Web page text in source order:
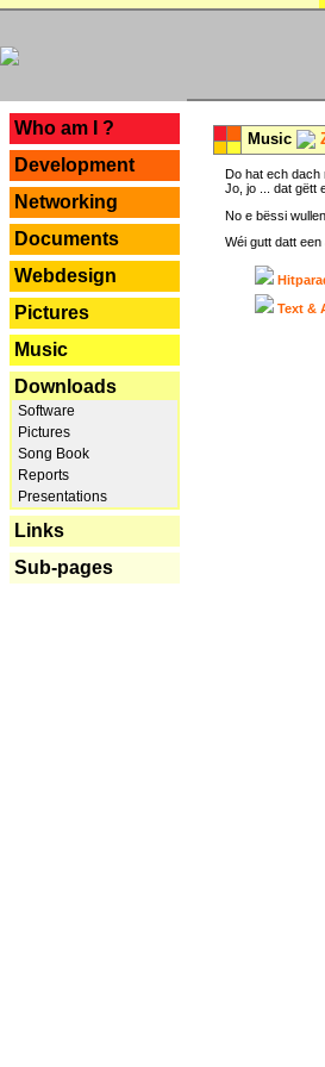
Who am I ?
Development
Networking
Documents
Webdesign
Pictures
Music
Downloads
Software
Pictures
Song Book
Reports
Presentations
Links
Sub-pages
Music
Do hat ech dach
Jo, jo ... dat gëtt
No e bëssi
Wéi gutt datt
Text &